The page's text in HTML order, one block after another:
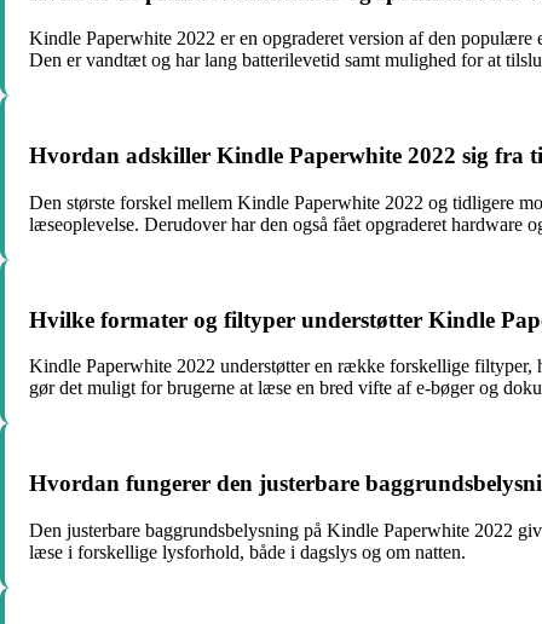
Kindle Paperwhite 2022 er en opgraderet version af den
Den er vandtæt og har lang batterilevetid samt mulighed for at
Hvordan adskiller Kindle Paperwhite 2022 sig fra
Den største forskel mellem Kindle Paperwhite 2022 og tidligere
læseoplevelse. Derudover har den også fået opgraderet hardware
Hvilke formater og filtyper understøtter Kindle
Kindle Paperwhite 2022 understøtter en række forskellige
gør det muligt for brugerne at læse en bred vifte af e-bøger og
Hvordan fungerer den justerbare
Den justerbare baggrundsbelysning på Kindle Paperwhite 2022
læse i forskellige lysforhold, både i dagslys og om natten.